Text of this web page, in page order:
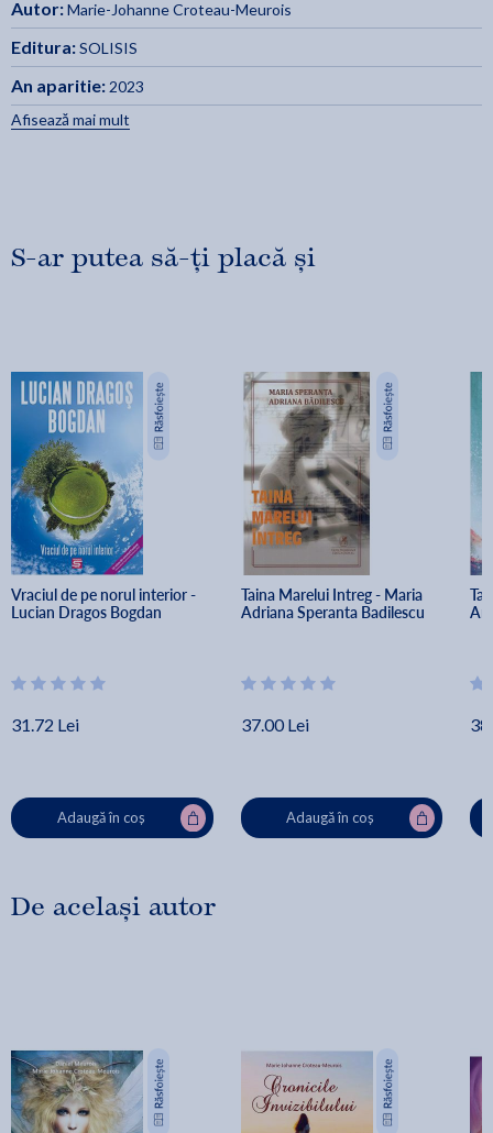
Este si autoarea cartilorDarul Suflului
1 si 2si coautoarea impreuna cu Daniel Meurois a cartilor
Marea Carte a terapiilor Eseniene si Egiptene
practici de Intelepciune
Autor:Marie-Johanne Croteau-Meurois
Editura:SOLISIS
An aparitie: 2023
Afisează mai mult
S-ar putea să-ți placă și
Vraciul de pe norul interior -
Lucian Dragos Bogdan
31.72 Lei
Adaugă în coș
Taina Marelui Intreg - Maria
Adriana Speranta Badilescu
37.00 Lei
Adaugă în coș
De același autor